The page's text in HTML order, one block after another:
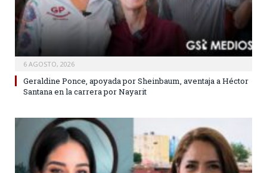
6 AGOSTO, 2026
Geraldine Ponce, apoyada por Sheinbaum, aventaja a Héctor
Santana en la carrera por Nayarit